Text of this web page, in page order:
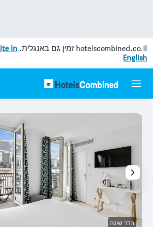
hotelscombined.co.il זמין גם באנגלית. in
English
חדר שינה